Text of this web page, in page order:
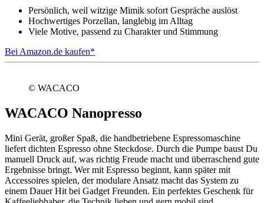
Persönlich, weil witzige Mimik sofort Gespräche auslöst
Hochwertiges Porzellan, langlebig im Alltag
Viele Motive, passend zu Charakter und Stimmung
Bei Amazon.de kaufen*
© WACACO
WACACO Nanopresso
Mini Gerät, großer Spaß, die handbetriebene Espressomaschine
liefert dichten Espresso ohne Steckdose. Durch die Pumpe baust Du
manuell Druck auf, was richtig Freude macht und überraschend gute
Ergebnisse bringt. Wer mit Espresso beginnt, kann später mit
Accessoires spielen, der modulare Ansatz macht das System zu
einem Dauer Hit bei Gadget Freunden. Ein perfektes Geschenk für